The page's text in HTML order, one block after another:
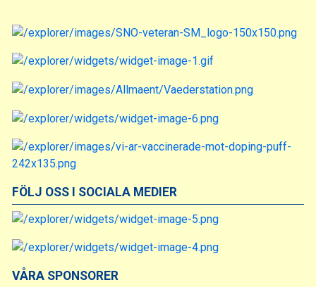
FÖLJ OSS I SOCIALA MEDIER
VÅRA SPONSORER